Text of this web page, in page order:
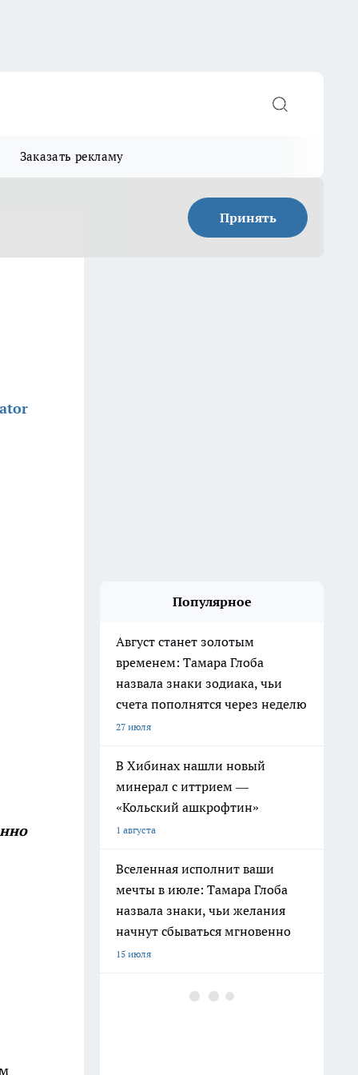
Заказать рекламу
Принять
Популярное
Август станет золотым
временем: Тамара Глоба
назвала знаки зодиака, чьи
счета пополнятся через неделю
27 июля
В Хибинах нашли новый
минерал с иттрием —
«Кольский ашкрофтин»
1 августа
Вселенная исполнит ваши
мечты в июле: Тамара Глоба
назвала знаки, чьи желания
начнут сбываться мгновенно
15 июля
Ленинград окружен реками и